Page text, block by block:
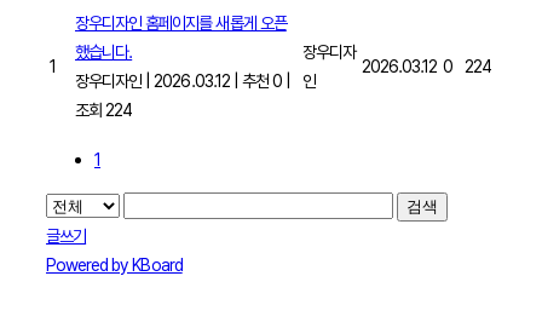
1
장우디자인 홈페이지를 새롭게 오픈
했습니다.
장우디자인
2026.03.12 추천 0
조회 224
장우디자
인
2026.03.12 0 224
1
검색
글쓰기
Powered by KBoard